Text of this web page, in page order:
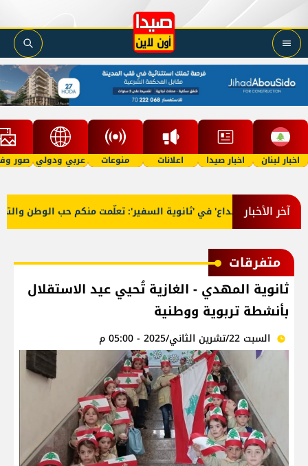
اخبار لبنان اخبار صيدا اعلانات منوعات عربي ودولي صور
آخر الأخبار
في 'ثانوية السفير': تعلّمت منكم حب الوطن والتمسك بالأرض ..
متفرقات
ثانوية المهدي - الغازية تُحيي عيد الاستقلال
بأنشطة تربوية ووطنية
السبت 22/تشرين الثاني/2025 - 05:00 م